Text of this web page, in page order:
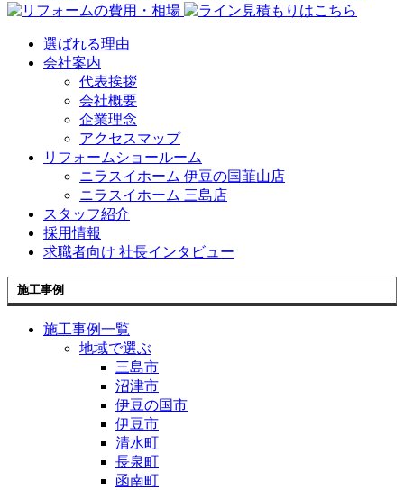
選ばれる理由
会社案内
代表挨拶
会社概要
企業理念
アクセスマップ
リフォームショールーム
ニラスイホーム 伊豆の国韮山店
ニラスイホーム 三島店
スタッフ紹介
採用情報
求職者向け 社長インタビュー
施工事例
施工事例一覧
地域で選ぶ
三島市
沼津市
伊豆の国市
伊豆市
清水町
長泉町
函南町